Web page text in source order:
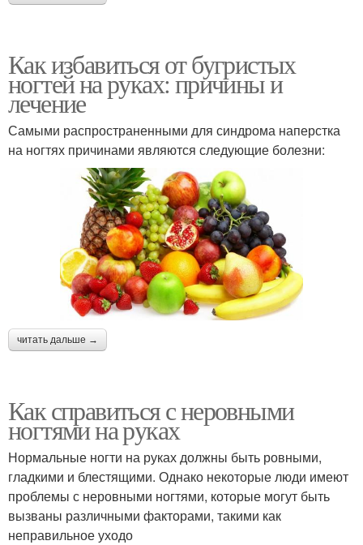
Как избавиться от бугристых
ногтей на руках: причины и
лечение
Самыми распространенными для синдрома наперстка
на ногтях причинами являются следующие болезни:
читать дальше →
Как справиться с неровными
ногтями на руках
Нормальные ногти на руках должны быть ровными,
гладкими и блестящими. Однако некоторые люди имеют
проблемы с неровными ногтями, которые могут быть
вызваны различными факторами, такими как
неправильное уходо